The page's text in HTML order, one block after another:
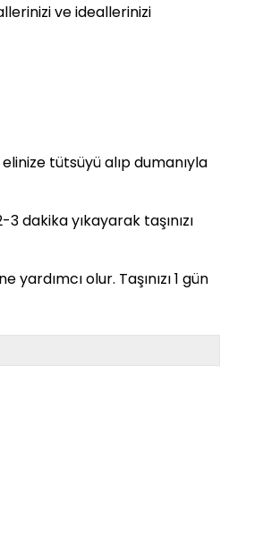
ve ideallerinizi
tütsüyü alıp dumanıyla
dakika yıkayarak taşınızı
olur. Taşınızı 1 gün